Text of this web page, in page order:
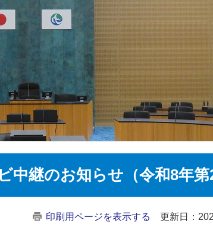
中継のお知らせ（令和8年第
印刷用ページを表示する 更新日：